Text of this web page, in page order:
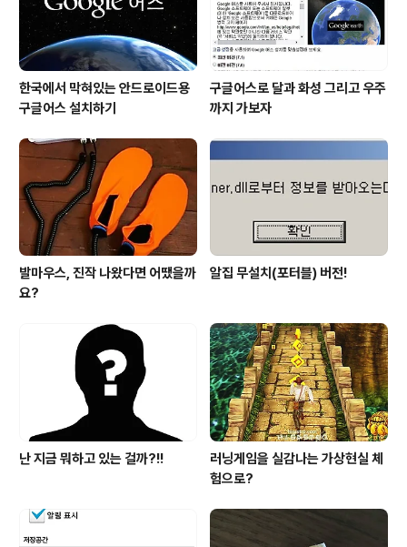
에 의문을 갖게 하기도 합니다. 뭐..
한국에서 막혀있는 안드로이드용
구글어스 설치하기
구글어스로 달과 화성 그리고 우주
까지 가보자
발마우스, 진작 나왔다면 어땠을까
요?
알집 무설치(포터블) 버전!
난 지금 뭐하고 있는 걸까?!!
러닝게임을 실감나는 가상현실 체
험으로?